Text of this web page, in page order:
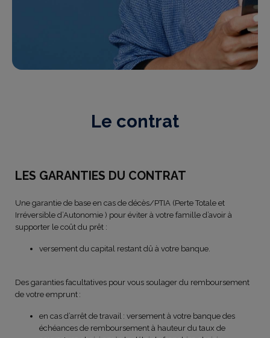
Le contrat
LES GARANTIES DU CONTRAT
Une garantie de base en cas de décès/PTIA (Perte Totale et
Irréversible d’Autonomie ) pour éviter à votre famille d’avoir à
supporter le coût du prêt :
versement du capital restant dû à votre banque.
Des garanties facultatives pour vous soulager du remboursement
de votre emprunt :
en cas d’arrêt de travail : versement à votre banque des
échéances de remboursement à hauteur du taux de